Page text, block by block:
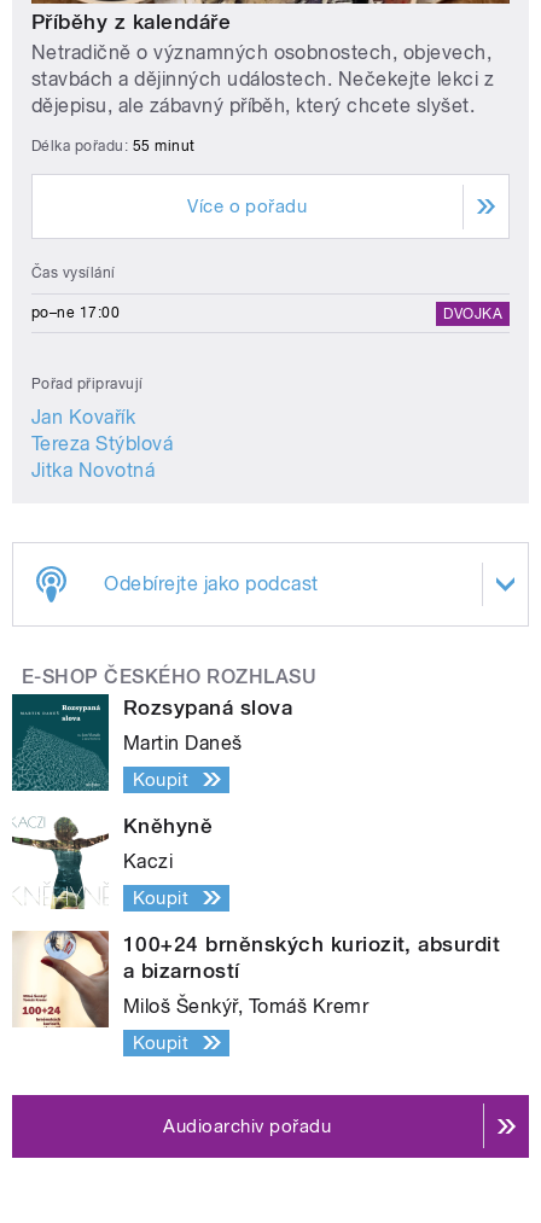
Příběhy z kalendáře
Netradičně o významných osobnostech, objevech,
stavbách a dějinných událostech. Nečekejte lekci z
dějepisu, ale zábavný příběh, který chcete slyšet.
Délka pořadu: 55 minut
Více o pořadu
Čas vysílání
po–ne 17:00 DVOJKA
Pořad připravují
Jan Kovařík
Tereza Stýblová
Jitka Novotná
Odebírejte jako podcast
E-SHOP ČESKÉHO ROZHLASU
Rozsypaná slova
Martin Daneš
Koupit
Kněhyně
Kaczi
Koupit
100+24 brněnských kuriozit, absurdit
a bizarností
Miloš Šenkýř, Tomáš Kremr
Koupit
Audioarchiv pořadu